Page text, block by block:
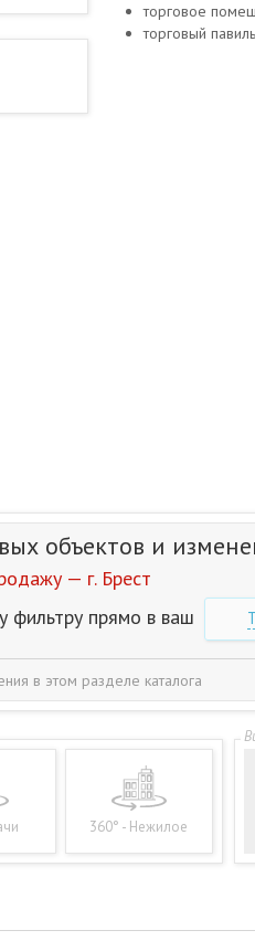
торговое
торговый
объектов и
— г. Брест
фильтру прямо в ваш
в этом разделе каталога
360° - Нежилое